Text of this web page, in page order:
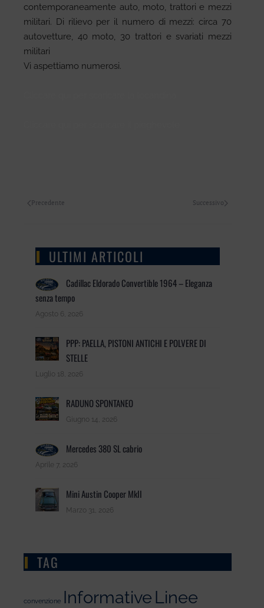
contemporaneamente auto, moto, trattori e mezzi
militari. Di rilievo per il numero di mezzi: circa 70
autovetture, 40 moto, 30 trattori e svariati mezzi
militari
Vi aspettiamo numerosi.
Precedente Successivo
ULTIMI ARTICOLI
Cadillac Eldorado Convertible 1964 – Eleganza
senza tempo
Agosto 6, 2026
PPP: PAELLA, PISTONI ANTICHI E POLVERE DI
STELLE
Luglio 18, 2026
RADUNO SPONTANEO
Giugno 14, 2026
Mercedes 380 SL cabrio
Aprile 7, 2026
Mini Austin Cooper MkII
Marzo 31, 2026
TAG
convenzione Informative Linee